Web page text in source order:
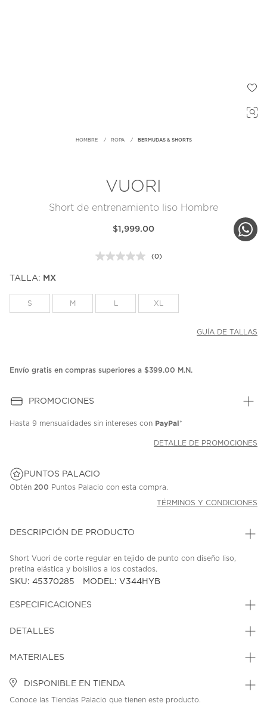
HOMBRE ROPA BERMUDAS & SHORTS
VUORI
Short de entrenamiento liso Hombre
$1,999.00
Sin
la
misma
(0)
TALLA: MX
S M XL
GUÍA DE TALLAS
Envío gratis en compras superiores a $399.00 M.N.
PROMOCIONES
Hasta 9 mensualidades sin intereses con PayPal*
DETALLE DE PROMOCIONES
PUNTOS PALACIO
Obtén 200 Puntos Palacio con esta compra.
TÉRMINOS Y CONDICIONES
DESCRIPCIÓN DE PRODUCTO
Short Vuori de corte regular en tejido de punto con diseño liso,
pretina elástica y bolsillos a los costados.
SKU: 45370285 MODEL: V344HYB
ESPECIFICACIONES
DETALLES
MATERIALES
DISPONIBLE EN TIENDA
Conoce las Tiendas Palacio que tienen este producto.